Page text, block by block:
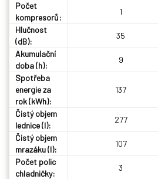
Počet
kompresorů:
1
Hlučnost
(dB):
35
Akumulační
doba (h):
9
Spotřeba
energie za
rok (kWh):
137
Čistý objem
lednice (l):
277
Čistý objem
mrazáku (l):
107
Počet polic
chladničky:
3